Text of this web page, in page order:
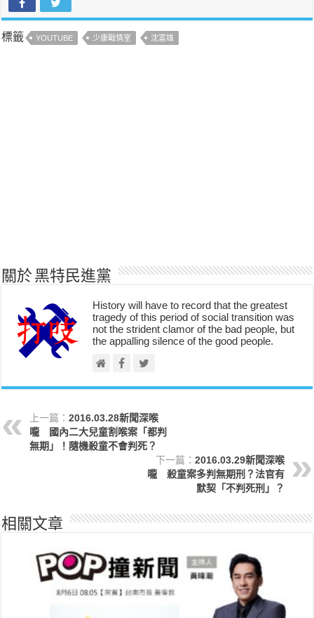
標籤 YOUTUBE 少康戰情室 沈富雄
關於 黑特民進黨
History will have to record that the greatest
tragedy of this period of social transition was
not the strident clamor of the bad people, but
the appalling silence of the good people.
上一篇：2016.03.28新聞深喉
嚨 國內二大兒童割喉案「都判
無期」！隨機殺童不會判死？
下一篇： 2016.03.29新聞深喉
嚨 殺童案多判無期刑？法官有
默契「不判死刑」？
相關文章